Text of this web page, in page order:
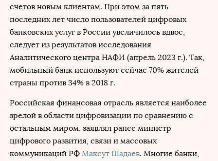
счетов новым клиентам. При этом за пять
последних лет число пользователей цифровых
банковских услуг в России увеличилось вдвое,
следует из результатов исследования
Аналитического центра НАФИ (апрель 2023 г.). Так,
мобильный банк используют сейчас 70% жителей
страны против 34% в 2018 г.
Российская финансовая отрасль является наиболее
зрелой в области цифровизации по сравнению с
остальным миром, заявлял ранее министр
цифрового развития, связи и массовых
коммуникаций РФ Максут Шадаев. Многие банки,